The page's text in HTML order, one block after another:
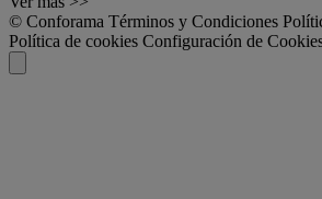
© Conforama Términos y Condiciones
Política de cookies Configuración de